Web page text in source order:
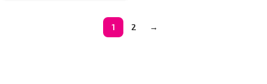
1 2 →